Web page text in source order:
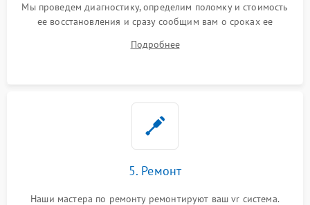
Мы проведем диагностику, определим поломку и стоимость
ее восстановления и сразу сообщим вам о сроках ее
Подробнее
5. Ремонт
Наши мастера по ремонту ремонтируют ваш vr система.